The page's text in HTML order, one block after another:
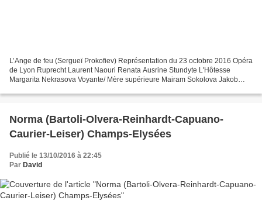
L’Ange de feu (Sergueï Prokofiev) Représentation du 23 octobre 2016 Opéra
de Lyon Ruprecht Laurent Naouri Renata Ausrine Stundyte L'Hôtesse
Margarita Nekrasova Voyante/ Mère supérieure Mairam Sokolova Jakob
Norma (Bartoli-Olvera-Reinhardt-Capuano-
Caurier-Leiser) Champs-Elysées
Publié le 13/10/2016 à 22:45
Par David